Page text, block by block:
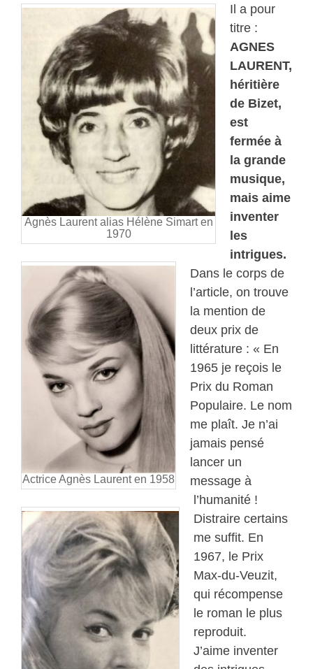
Agnès Laurent alias Hélène Simart en
1970
Actrice Agnès Laurent en 1958
Il a pour
titre :
AGNES
LAURENT,
héritière
de Bizet,
est
fermée à
la grande
musique,
mais aime
inventer
les
intrigues.
Dans le corps de
l’article, on trouve
la mention de
deux prix de
littérature : « En
1965 je reçois le
Prix du Roman
Populaire. Le nom
me plaît. Je n’ai
jamais pensé
lancer un
message à
l’humanité !
Distraire certains
me suffit. En
1967, le Prix
Max-du-Veuzit,
qui récompense
le roman le plus
reproduit.
J’aime inventer